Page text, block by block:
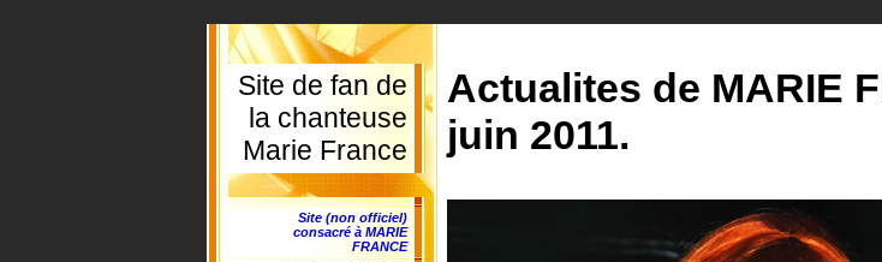
Site de fan de
la chanteuse
Marie France
Site (non officiel)
consacré à MARIE
FRANCE
Actualites de MARIE
juin 2011.